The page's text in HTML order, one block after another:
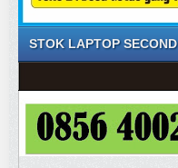
STOK LAPTOP SECOND